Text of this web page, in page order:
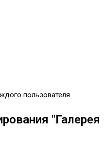
пользователя
"Галерея